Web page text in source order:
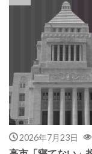
2026年7月23日